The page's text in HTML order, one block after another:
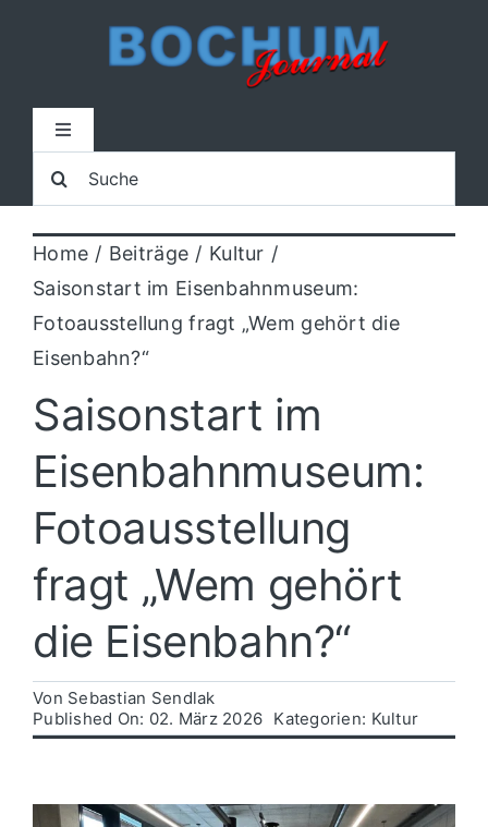
Toggle
Home
Lokal
Blaulicht
Sport
Kultur
Politik
Wirtschaft
Suche
nach:
Home Beiträge
Kultur
Saisonstart im Eisenbahnmuseum:
Fotoausstellung fragt „Wem gehört die
Eisenbahn?“
Saisonstart im
Eisenbahnmuseum:
Fotoausstellung
fragt „Wem gehört
die Eisenbahn?“
Von Sebastian Sendlak
Published On: 02. März 2026 Kategorien: Kultur